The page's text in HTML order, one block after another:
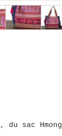
, du sac Hmong